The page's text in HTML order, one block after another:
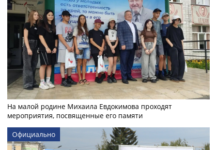
На малой родине Михаила Евдокимова проходят
мероприятия, посвященные его памяти
Официально